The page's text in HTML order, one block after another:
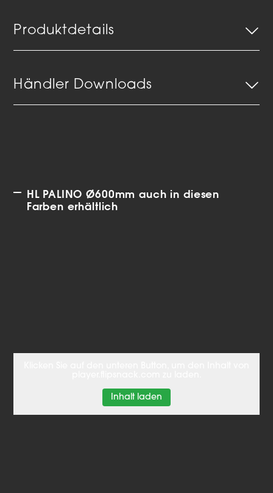
Produktdetails
Händler Downloads
HL PALINO Ø600mm auch in diesen
Farben erhältlich
Inhalt laden